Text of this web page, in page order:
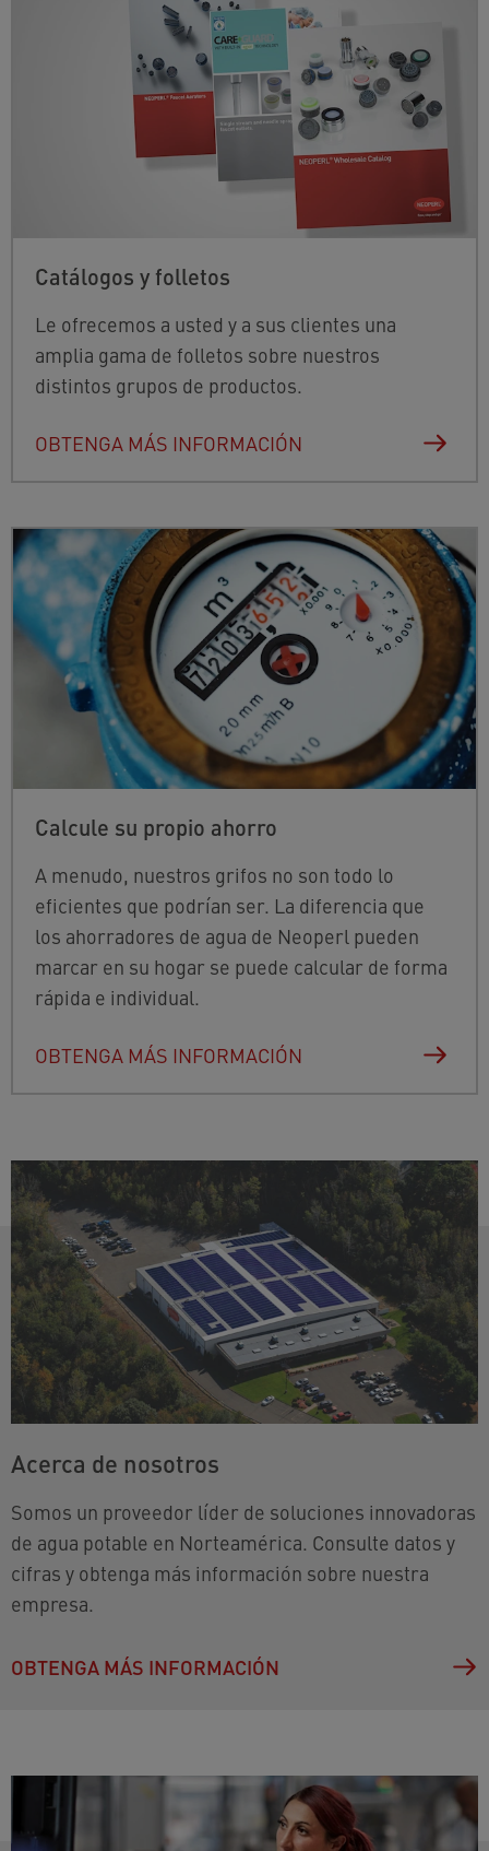
Catálogos y folletos
Le ofrecemos a usted y a sus clientes una
amplia gama de folletos sobre nuestros
distintos grupos de productos.
OBTENGA MÁS INFORMACIÓN
Calcule su propio ahorro
A menudo, nuestros grifos no son todo lo
eficientes que podrían ser. La diferencia que
los ahorradores de agua de Neoperl pueden
marcar en su hogar se puede calcular de forma
rápida e individual.
OBTENGA MÁS INFORMACIÓN
Acerca de nosotros
Somos un proveedor líder de soluciones innovadoras
de agua potable en Norteamérica. Consulte datos y
cifras y obtenga más información sobre nuestra
empresa.
OBTENGA MÁS INFORMACIÓN